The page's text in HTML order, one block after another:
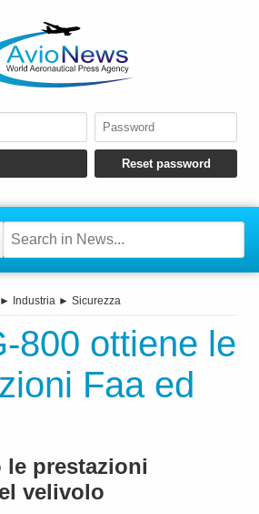
► Industria ► Sicurezza
800 ottiene le
Faa ed
le prestazioni
velivolo